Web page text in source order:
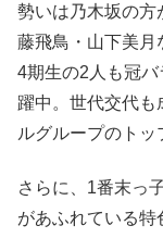
勢いは乃木坂の方
藤飛鳥・山下美月
4期生の2人も冠
躍中。世代交代も
ルグループのトッ
さらに、1番末っ
があふれている特